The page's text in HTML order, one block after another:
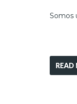
Somos
READ